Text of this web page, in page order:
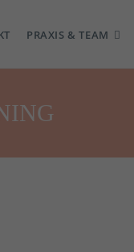
PRAXIS & TEAM